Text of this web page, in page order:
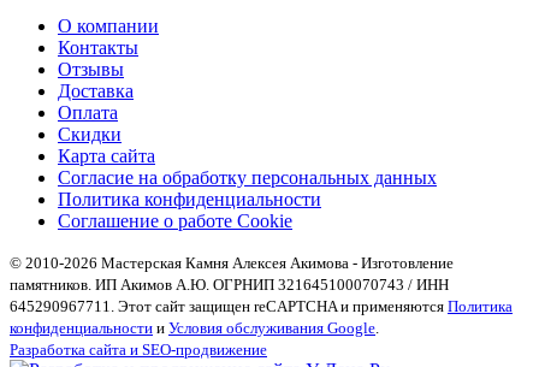
О компании
Контакты
Отзывы
Доставка
Оплата
Скидки
Карта сайта
Согласие на обработку персональных данных
Политика конфиденциальности
Соглашение о работе Cookie
© 2010-2026 Мастерская Камня Алексея Акимова - Изготовление
памятников. ИП Акимов А.Ю. ОГРНИП 321645100070743 / ИНН
645290967711. Этот сайт защищен reCAPTCHA и применяются Политика
конфиденциальности и Условия обслуживания Google.
Разработка сайта и SEO-продвижение